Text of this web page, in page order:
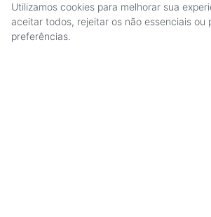
Utilizamos cookies para melhorar sua
aceitar todos, rejeitar os não essenciais ou
preferências.